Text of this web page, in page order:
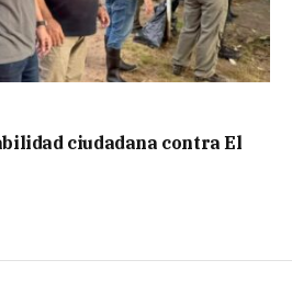
ciudadana contra El